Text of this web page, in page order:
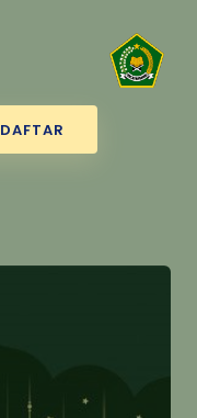
DAFTAR